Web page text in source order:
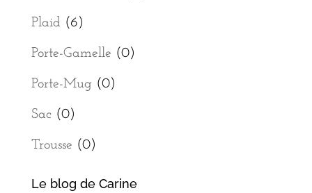
Plaid (6)
Porte-Gamelle (0)
Porte-Mug (0)
Sac (0)
Trousse (0)
Le blog de Carine